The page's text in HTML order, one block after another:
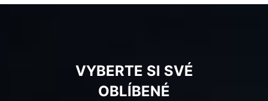
VYBERTE SI SVÉ
OBLÍBENÉ